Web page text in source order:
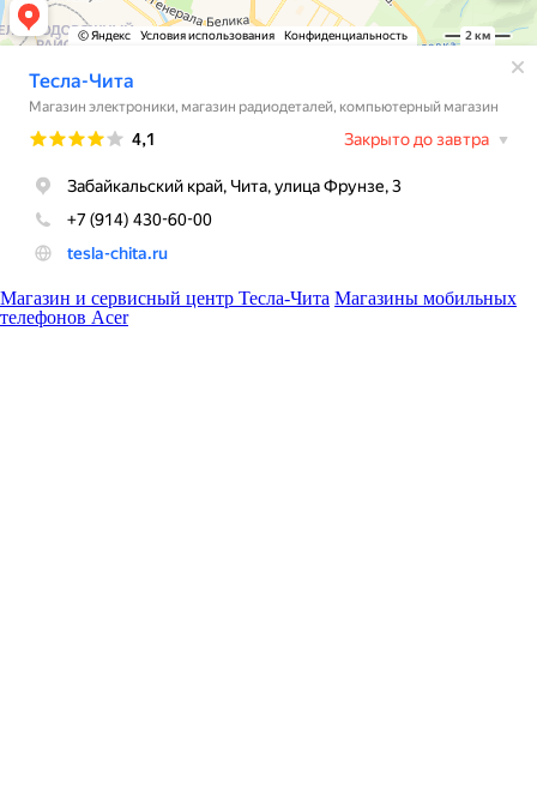
Магазин и сервисный центр Тесла-Чита Магазины мобильных
телефонов Acer